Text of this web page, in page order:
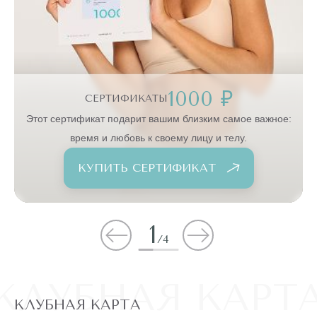
СЕРТИФИКАТЫ1000 ₽
Этот сертификат подарит вашим близким самое важное:
время и любовь к своему лицу и телу.
КУПИТЬ СЕРТИФИКАТ
1 /4
КЛУБНАЯ КАРТА